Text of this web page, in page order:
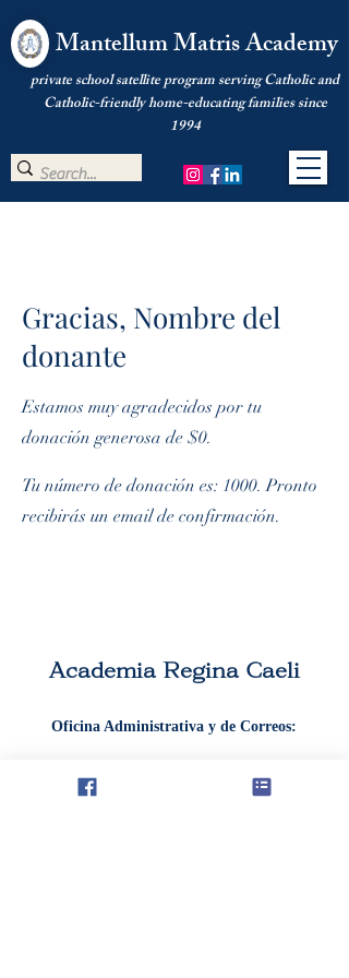
Mantellum Matris Academy
private school satellite program serving Catholic and
Catholic-friendly home-educating families since
1994
Gracias, Nombre del
donante
Estamos muy agradecidos por tu
donación generosa de $0.
Tu número de donación es: 1000. Pronto
recibirás un email de confirmación.
Academia Regina Caeli
Oficina Administrativa y de Correos: